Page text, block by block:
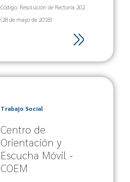
Código: Resolución de Rectoría 202
(28 de mayo de 2018)
Trabajo Social
Centro de
Orientación y
Escucha Móvil -
COEM